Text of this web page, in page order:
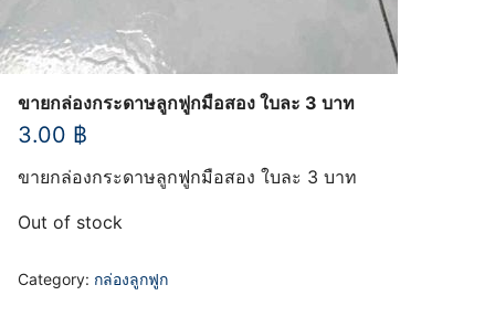
ขายกล่องกระดาษลูกฟูกมือสอง ใบละ 3 บาท
3.00 ฿
ขายกล่องกระดาษลูกฟูกมือสอง ใบละ 3 บาท
Out of stock
Category: กล่องลูกฟูก